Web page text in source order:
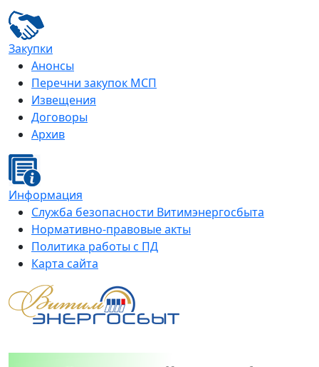
Закупки
Анонсы
Перечни закупок МСП
Извещения
Договоры
Архив
Информация
Служба безопасности Витимэнергосбыта
Нормативно-правовые акты
Политика работы с ПД
Карта сайта